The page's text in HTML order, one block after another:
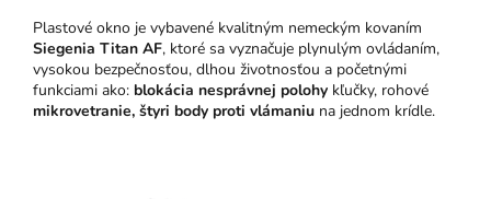
Plastové okno je vybavené kvalitným nemeckým kovaním
Siegenia Titan AF, ktoré sa vyznačuje plynulým ovládaním,
vysokou bezpečnosťou, dlhou životnosťou a početnými
funkciami ako: blokácia nesprávnej polohy kľučky, rohové
mikrovetranie, štyri body proti vlámaniu na jednom krídle.